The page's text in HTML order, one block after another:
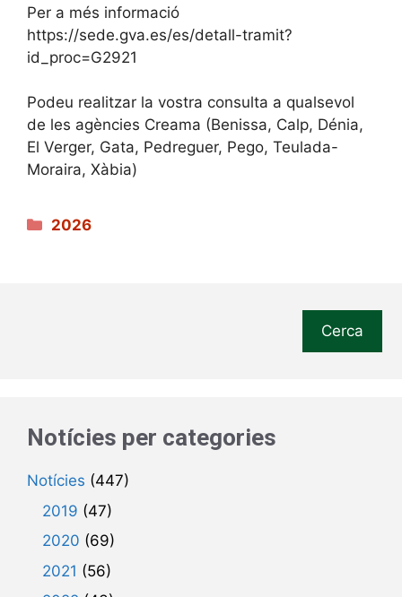
Per a més informació
https://sede.gva.es/es/detall-tramit?
id_proc=G2921
Podeu realitzar la vostra consulta a qualsevol
de les agències Creama (Benissa, Calp, Dénia,
El Verger, Gata, Pedreguer, Pego, Teulada-
Moraira, Xàbia)
Categories
2026
Cerca
Notícies per categories
Notícies (447)
2019 (47)
2020 (69)
2021 (56)